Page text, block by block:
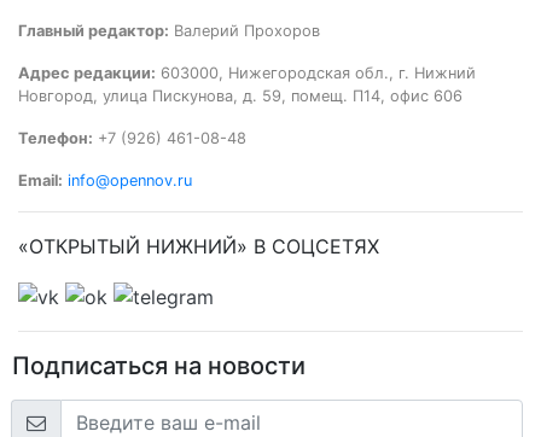
Главный редактор: Валерий Прохоров
Адрес редакции: 603000, Нижегородская обл., г. Нижний
Новгород, улица Пискунова, д. 59, помещ. П14, офис 606
Телефон: +7 (926) 461-08-48
Email: info@opennov.ru
«ОТКРЫТЫЙ НИЖНИЙ» В СОЦСЕТЯХ
Подписаться на новости